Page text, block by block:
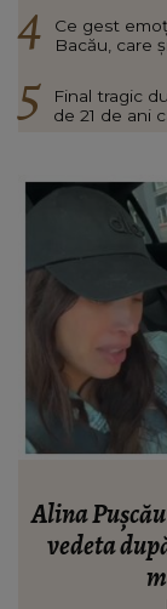
Ce gest
Bacău, care
Final tragic
de 21 de ani
Paula
mesaj i-a